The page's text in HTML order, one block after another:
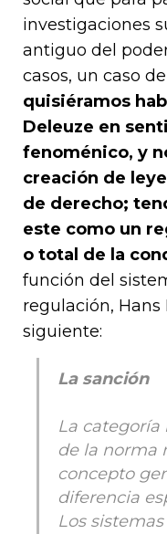
investigaciones
antiguo del
casos, un caso
quisiéramos
Deleuze en
fenoménico, y
creación de
de derecho;
este como un
o total de la
función del
regulación, Hans
siguiente:
La sanción
La categoría
de la norma
concepto
diferencia
Los